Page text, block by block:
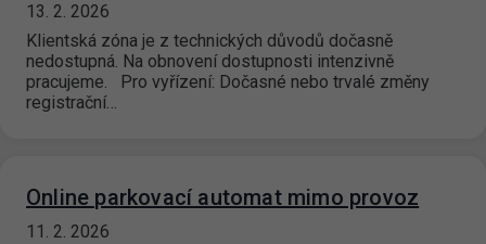
13. 2. 2026
Klientská zóna je z technických důvodů dočasně
nedostupná. Na obnovení dostupnosti intenzivně
pracujeme. Pro vyřízení: Dočasné nebo trvalé změny
registrační…
Online parkovací automat mimo provoz
11. 2. 2026